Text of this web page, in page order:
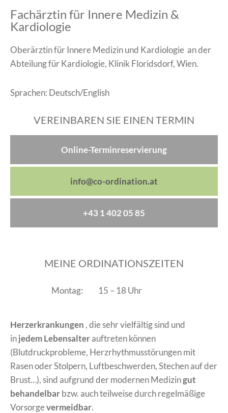
Fachärztin für Innere Medizin &
Kardiologie​
Oberärztin für Innere Medizin und Kardiologie an der
Abteilung für Kardiologie, Klinik Floridsdorf, Wien.
Sprachen: Deutsch/English
VEREINBAREN SIE EINEN TERMIN
Online-Terminreservierung
info@co-ordination.at
+43 1 402 05 85
MEINE ORDINATIONSZEITEN
Montag: 15 – 18 Uhr
Herzerkrankungen , die sehr vielfältig sind und
injedem Lebensalterauftreten können
(Blutdruckprobleme, Herzrhythmusstörungen mit
Rasen oder Stolpern, Luftbeschwerden, Stechen auf der
Brust…), sind aufgrund der modernen Medizingut
behandelbarbzw. auch teilweise durch regelmäßige
Vorsorgevermeidbar.